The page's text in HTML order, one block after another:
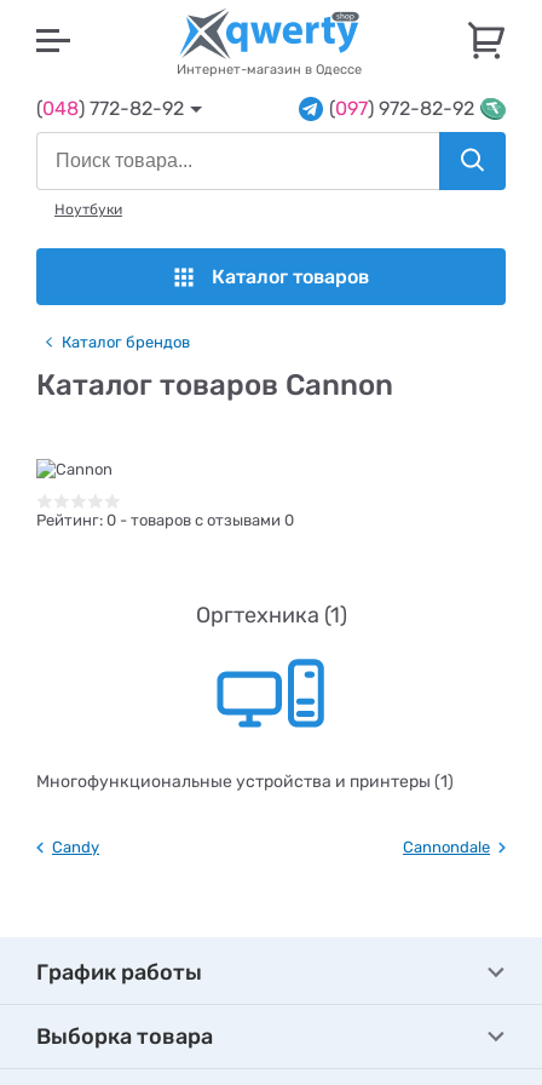
Интернет-магазин в Одессе
(048) 772-82-92 (097) 972-82-92
Ноутбуки
Каталог товаров
Каталог брендов
Каталог товаров Cannon
Рейтинг: 0 - товаров с отзывами 0
Оргтехника (1)
Многофункциональные устройства и принтеры (1)
Candy Cannondale
График работы
Выборка товара